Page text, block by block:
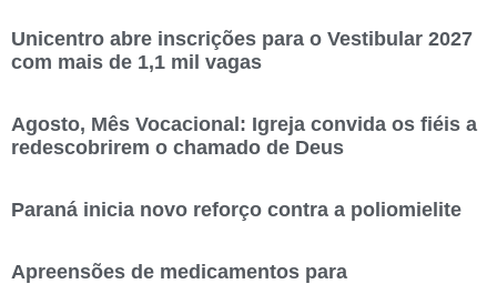
Unicentro abre inscrições para o Vestibular 2027
com mais de 1,1 mil vagas
Agosto, Mês Vocacional: Igreja convida os fiéis a
redescobrirem o chamado de Deus
Paraná inicia novo reforço contra a poliomielite
Apreensões de medicamentos para